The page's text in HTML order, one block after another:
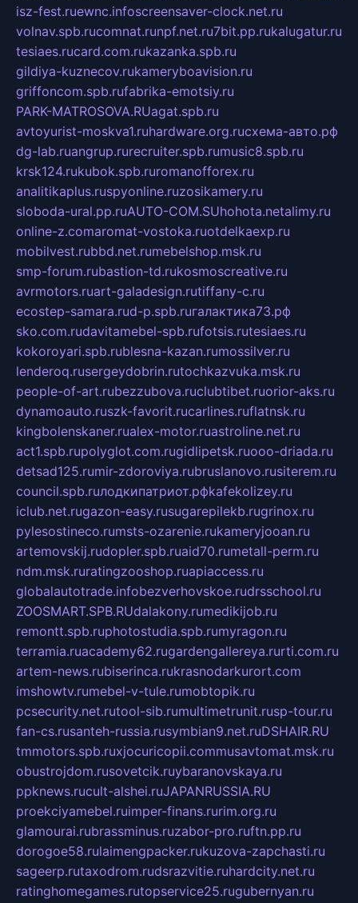
isz-fest.ruewnc.infoscreensaver-clock.net.ru
volnav.spb.rucomnat.runpf.net.ru7bit.pp.rukalugatur.ru
tesiaes.rucard.com.rukazanka.spb.ru
gildiya-kuznecov.rukameryboavision.ru
griffoncom.spb.rufabrika-emotsiy.ru
PARK-MATROSOVA.RUagat.spb.ru
avtoyurist-moskva1.ruhardware.org.ruсхема-авто.рф
dg-lab.ruangrup.rurecruiter.spb.rumusic8.spb.ru
krsk124.rukubok.spb.ruromanofforex.ru
analitikaplus.ruspyonline.ruzosikamery.ru
sloboda-ural.pp.ruAUTO-COM.SUhohota.netalimy.ru
online-z.comaromat-vostoka.ruotdelkaexp.ru
mobilvest.rubbd.net.rumebelshop.msk.ru
smp-forum.rubastion-td.rukosmoscreative.ru
avrmotors.ruart-galadesign.rutiffany-c.ru
ecostep-samara.rud-p.spb.ruгалактика73.рф
sko.com.rudavitamebel-spb.rufotsis.rutesiaes.ru
kokoroyari.spb.rublesna-kazan.rumossilver.ru
lenderoq.rusergeydobrin.rutochkazvuka.msk.ru
people-of-art.rubezzubova.ruclubtibet.ruorior-aks.ru
dynamoauto.ruszk-favorit.rucarlines.ruflatnsk.ru
kingbolenskaner.rualex-motor.ruastroline.net.ru
act1.spb.rupolyglot.com.rugidlipetsk.ruooo-driada.ru
detsad125.rumir-zdoroviya.rubruslanovo.rusiterem.ru
council.spb.ruлодкипатриот.рфkafekolizey.ru
iclub.net.rugazon-easy.rusugarepilekb.rugrinox.ru
pylesostineco.rumsts-ozarenie.rukameryjooan.ru
artemovskij.rudopler.spb.ruaid70.rumetall-perm.ru
ndm.msk.ruratingzooshop.ruapiaccess.ru
globalautotrade.infobezverhovskoe.rudrsschool.ru
ZOOSMART.SPB.RUdalakony.rumedikijob.ru
remontt.spb.ruphotostudia.spb.rumyragon.ru
terramia.ruacademy62.rugardengallereya.rurti.com.ru
artem-news.rubiserinca.rukrasnodarkurort.com
imshowtv.rumebel-v-tule.rumobtopik.ru
pcsecurity.net.rutool-sib.rumultimetrunit.rusp-tour.ru
fan-cs.rusanteh-russia.rusymbian9.net.ruDSHAIR.RU
tmmotors.spb.ruxjocuricopii.commusavtomat.msk.ru
obustrojdom.rusovetcik.ruybaranovskaya.ru
ppknews.rucult-alshei.ruJAPANRUSSIA.RU
proekciyamebel.ruimper-finans.rurim.org.ru
glamourai.rubrassminus.ruzabor-pro.ruftn.pp.ru
dorogoe58.rulaimengpacker.rukuzova-zapchasti.ru
sageerp.rutaxodrom.rudsrazvitie.ruhardcity.net.ru
ratinghomegames.rutopservice25.rugubernyan.ru